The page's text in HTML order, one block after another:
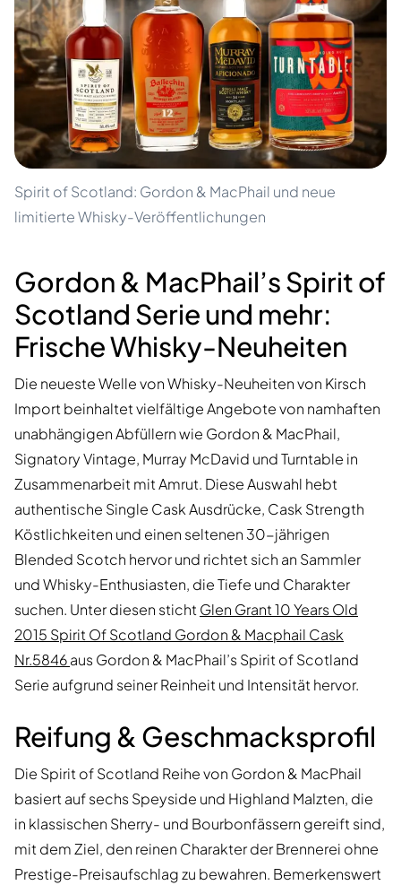
Spirit of Scotland: Gordon & MacPhail und neue
limitierte Whisky-Veröffentlichungen
Gordon & MacPhail’s Spirit of
Scotland Serie und mehr:
Frische Whisky-Neuheiten
Die neueste Welle von Whisky-Neuheiten von Kirsch
Import beinhaltet vielfältige Angebote von namhaften
unabhängigen Abfüllern wie Gordon & MacPhail,
Signatory Vintage, Murray McDavid und Turntable in
Zusammenarbeit mit Amrut. Diese Auswahl hebt
authentische Single Cask Ausdrücke, Cask Strength
Köstlichkeiten und einen seltenen 30-jährigen
Blended Scotch hervor und richtet sich an Sammler
und Whisky-Enthusiasten, die Tiefe und Charakter
suchen. Unter diesen sticht Glen Grant 10 Years Old
2015 Spirit Of Scotland Gordon & Macphail Cask
Nr.5846aus Gordon & MacPhail’s Spirit of Scotland
Serie aufgrund seiner Reinheit und Intensität hervor.
Reifung & Geschmacksprofil
Die Spirit of Scotland Reihe von Gordon & MacPhail
basiert auf sechs Speyside und Highland Malzten, die
in klassischen Sherry- und Bourbonfässern gereift sind,
mit dem Ziel, den reinen Charakter der Brennerei ohne
Prestige-Preisaufschlag zu bewahren. Bemerkenswert